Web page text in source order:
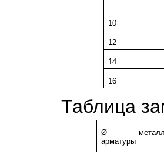
10
12
14
16
Таблица
Ø
арматуры